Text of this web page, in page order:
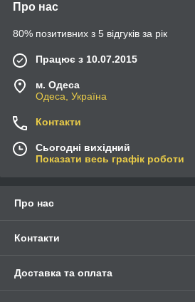
Про нас
80% позитивних з 5 відгуків за рік
Працює з 10.07.2015
м. Одеса
Одеса, Україна
Контакти
Сьогодні вихідний
Показати весь графік роботи
Про нас
Контакти
Доставка та оплата